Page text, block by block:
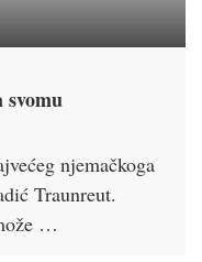
njemačkoga
Traunreut.
…